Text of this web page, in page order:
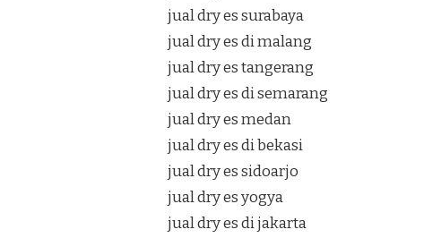
jual dry es surabaya
jual dry es di malang
jual dry es tangerang
jual dry es di semarang
jual dry es medan
jual dry es di bekasi
jual dry es sidoarjo
jual dry es yogya
jual dry es di jakarta